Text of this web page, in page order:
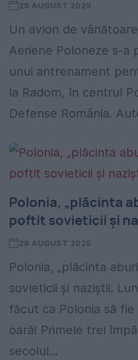
29 AUGUST 2025
Un avion de
Aeriene Poloneze s-a
unui antrenament
la Radom, în centrul
Defense România.
Polonia, „plăcinta
poftit sovieticii și
28 AUGUST 2025
Polonia, „plăcinta
sovieticii și naziștii.
făcut ca Polonia să
oară! Primele trei
secolul...